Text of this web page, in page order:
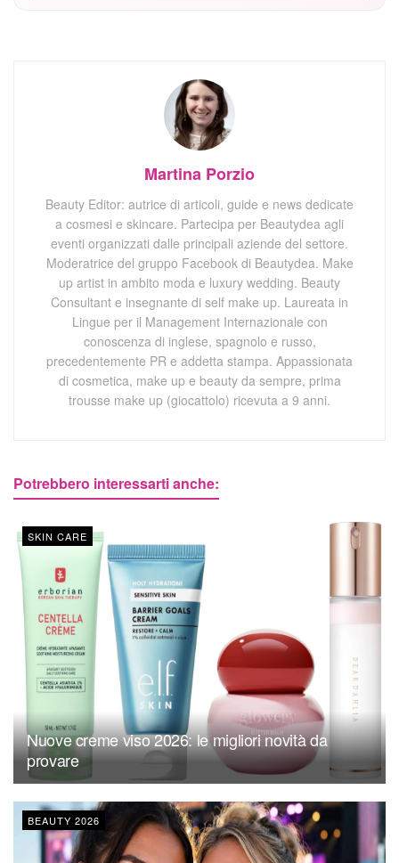
Martina Porzio
Beauty Editor: autrice di articoli, guide e news dedicate
a cosmesi e skincare. Partecipa per Beautydea agli
eventi organizzati dalle principali aziende del settore.
Moderatrice del gruppo Facebook di Beautydea. Make
up artist in ambito moda e luxury wedding. Beauty
Consultant e insegnante di self make up. Laureata in
Lingue per il Management Internazionale con
conoscenza di inglese, spagnolo e russo,
precedentemente PR e addetta stampa. Appassionata
di cosmetica, make up e beauty da sempre, prima
trousse make up (giocattolo) ricevuta a 9 anni.
Potrebbero interessarti anche:
SKIN CARE
Nuove creme viso 2026: le migliori novità da
provare
BEAUTY 2026